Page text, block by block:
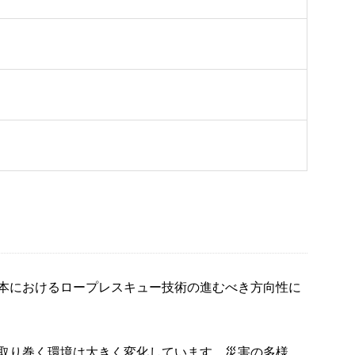
おけるロープレスキュー技術の進むべき方向性に
り巻く環境は大きく変化しています。災害の多様